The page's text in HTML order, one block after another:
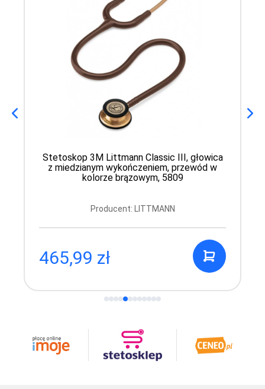
Stetoskop 3M Littmann Classic III, głowica
z miedzianym wykończeniem, przewód w
kolorze brązowym, 5809
Producent: LITTMANN
465,99 zł